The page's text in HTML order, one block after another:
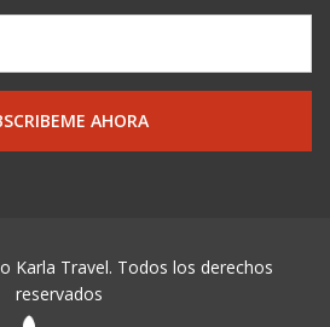
Karla Travel. Todos los derechos
reservados